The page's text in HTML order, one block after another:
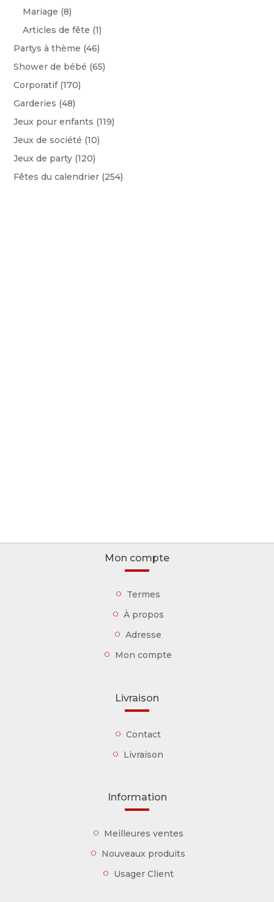
Mariage (8)
Articles de fête (1)
Partys à thème (46)
Shower de bébé (65)
Corporatif (170)
Garderies (48)
Jeux pour enfants (119)
Jeux de société (10)
Jeux de party (120)
Fêtes du calendrier (254)
Mon compte
Termes
À propos
Adresse
Mon compte
Livraison
Contact
Livraison
Information
Meilleures ventes
Nouveaux produits
Usager Client